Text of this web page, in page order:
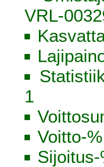
VRL-
1
Voitto-